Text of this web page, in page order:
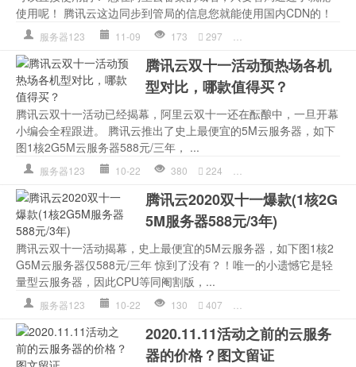
使用呢！ 腾讯云这边同步到管局的信息您就能使用国内CDN的！
服务器123 11-09 173 297
腾讯云双十一活动预热场各机
型对比，哪款值得买？
腾讯云双十一活动已经揭幕，阿里云双十一还在酝酿中，一旦开幕
小编会全程跟进。 腾讯云推出了史上最便宜的5M云服务器，如下
图1核2G5M云服务器588元/三年， ...
服务器123 10-22 380 224
腾讯云2020双十一爆款(1核2G
5M服务器588元/3年)
腾讯云双十一活动揭幕，史上最便宜的5M云服务器，如下图1核2
G5M云服务器仅588元/三年 惊到了没有？！唯一的小遗憾它是轻
量型云服务器，因此CPU等同阉割版，...
服务器123 10-22 130 407
2020.11.11活动之前的云服务
器的价格？图文留证